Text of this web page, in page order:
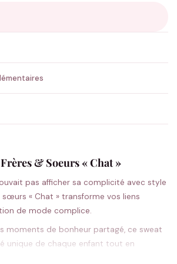
MA DEMANDE ✨
🇫🇷 Flocage en France✅ Validation avant fabrication
& Soeurs « Chat »
pas afficher sa complicité avec style
« Chat » transforme vos liens
de mode complice.
moments de bonheur partagé, ce sweat
unique de chaque enfant tout en